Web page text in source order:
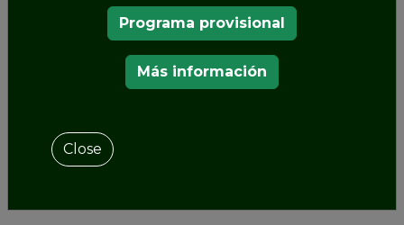
Programa provisional
Más información
Close